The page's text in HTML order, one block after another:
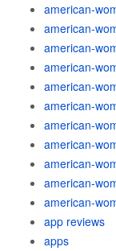
american-
american-
american-
american-
american-
american-
american-
american-
american-
american-
american-
app reviews
apps